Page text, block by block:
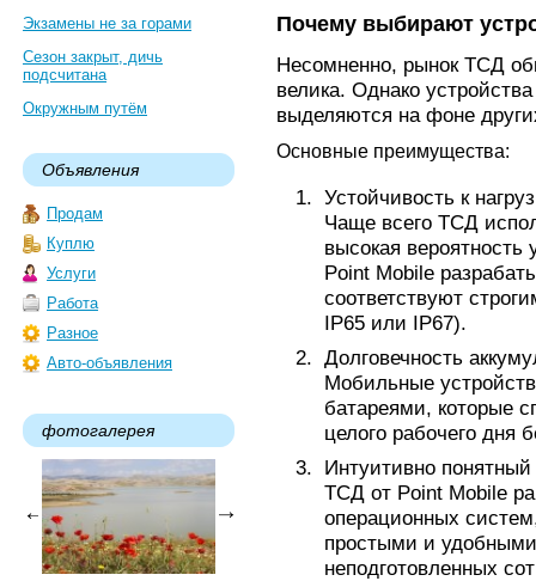
Экзамены не за горами
Сезон закрыт, дичь
подсчитана
Окружным путём
Объявления
Продам
Куплю
Услуги
Работа
Разное
Авто-объявления
фотогалерея
Почему выбирают
Несомненно, рынок ТСД
велика. Однако
выделяются на фоне
Основные преимущества:
Устойчивость к
Чаще всего ТСД
высокая
Point Mobile
соответствуют
IP65 или IP67).
Долговечность
Мобильные
батареями, которые
целого рабочего дня
Интуитивно
ТСД от Point Mobile
операционных
простыми и
неподготовленных